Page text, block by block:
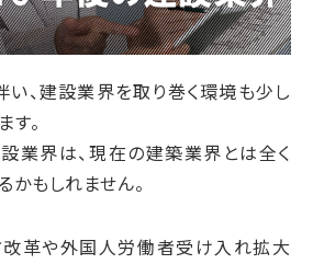
、建設業界を取り巻く環境も少し
す。
業界は、現在の建築業界とは全く
かもしれません。
改革や外国人労働者受け入れ拡大